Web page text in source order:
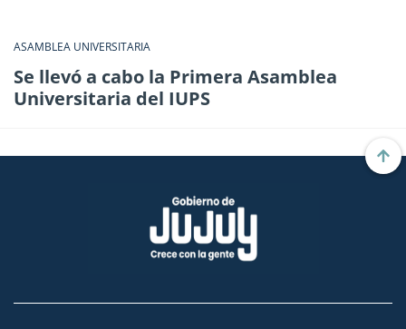
ASAMBLEA UNIVERSITARIA
Se llevó a cabo la Primera Asamblea
Universitaria del IUPS